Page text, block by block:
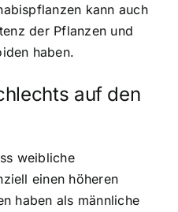
kann auch
der Pflanzen und
haben.
auf den
weibliche
einen höheren
haben als männliche